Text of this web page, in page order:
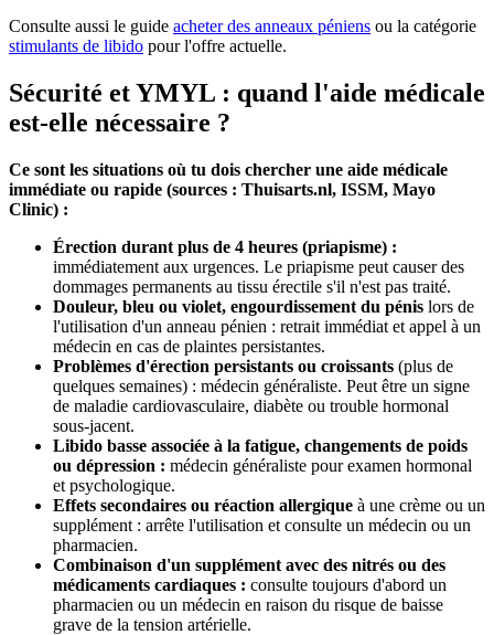
Consulte aussi le guide acheter des anneaux péniens ou la catégorie
stimulants de libido pour l'offre actuelle.
Sécurité et YMYL : quand l'aide médicale
est-elle nécessaire ?
Ce sont les situations où tu dois chercher une aide médicale
immédiate ou rapide (sources : Thuisarts.nl, ISSM, Mayo
Clinic) :
Érection durant plus de 4 heures (priapisme) :
immédiatement aux urgences. Le priapisme peut causer des
dommages permanents au tissu érectile s'il n'est pas traité.
Douleur, bleu ou violet, engourdissement du pénis lors de
l'utilisation d'un anneau pénien : retrait immédiat et appel à un
médecin en cas de plaintes persistantes.
Problèmes d'érection persistants ou croissants (plus de
quelques semaines) : médecin généraliste. Peut être un signe
de maladie cardiovasculaire, diabète ou trouble hormonal
sous-jacent.
Libido basse associée à la fatigue, changements de poids
ou dépression : médecin généraliste pour examen hormonal
et psychologique.
Effets secondaires ou réaction allergique à une crème ou un
supplément : arrête l'utilisation et consulte un médecin ou un
pharmacien.
Combinaison d'un supplément avec des nitrés ou des
médicaments cardiaques : consulte toujours d'abord un
pharmacien ou un médecin en raison du risque de baisse
grave de la tension artérielle.